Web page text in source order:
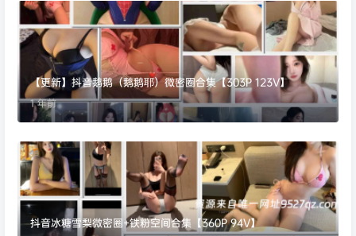
【更新】抖音鹅鹅（鹅鹅耶）微密圈合集【303P 123V】
1 年前
抖音冰糖雪梨微密圈+铁粉空间合集【360P 94V】